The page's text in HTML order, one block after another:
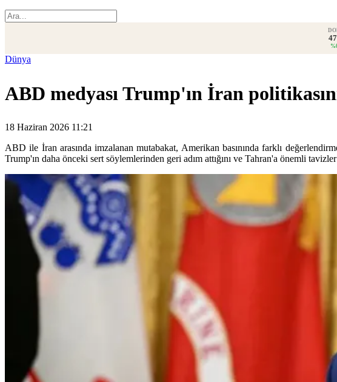
Dünya
ABD medyası Trump'ın İran
18 Haziran 2026 11:21
ABD ile İran arasında imzalanan mutabakat, Amerikan basınında farklı
Trump'ın daha önceki sert söylemlerinden geri adım attığını ve Tahran'a önemli